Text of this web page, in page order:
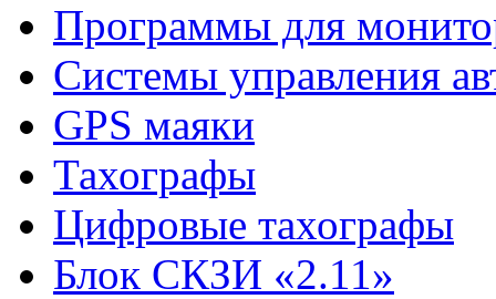
Программы для
Системы управления
GPS маяки
Тахографы
Цифровые тахографы
Блок СКЗИ «2.11»